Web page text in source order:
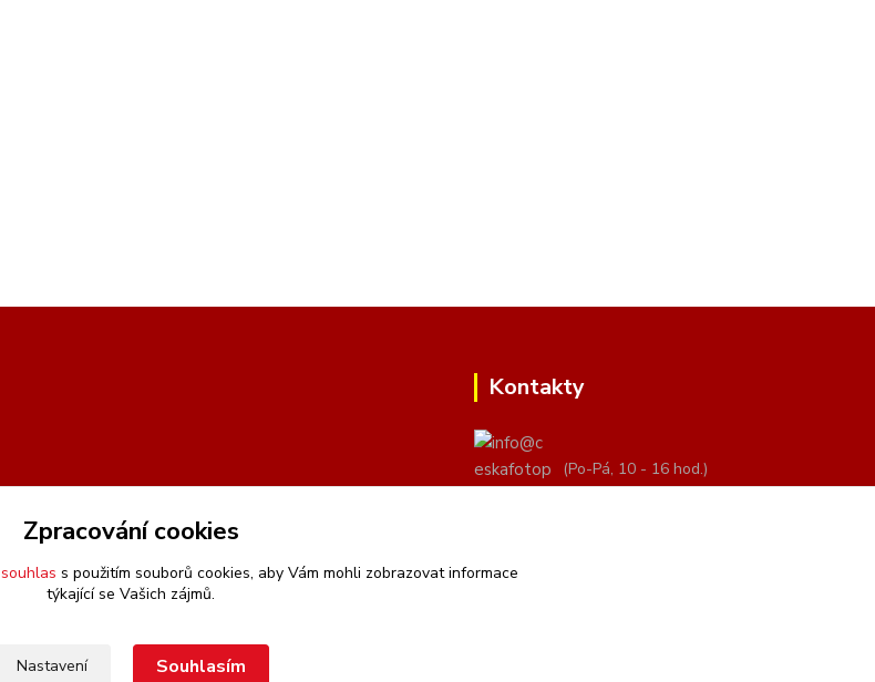
Kontakty
(Po-Pá, 10 - 16 hod.)
Zpracování cookies
souhlas s použitím souborů cookies, aby Vám mohli zobrazovat informace
týkající se Vašich zájmů.
Nastavení Souhlasím